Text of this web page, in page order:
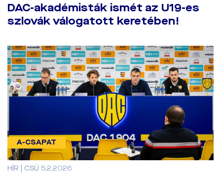
DAC-akadémisták ismét az U19-es
szlovák válogatott keretében!
A-CSAPAT
HÍR | CSÜ 5.2.2026